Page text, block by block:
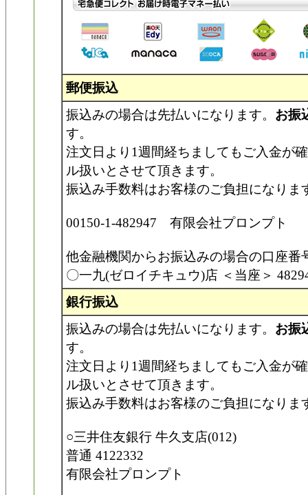
郵便振込
振込みの場合は先払いになります。 お振
す。
注文日より1週間経ちましてもご入金が
ル扱いとさせて頂きます。
振込み手数料はお客様のご負担になりま
00150-1-482947 有限会社プロンプト
他金融機関からお振込みの場合の口座番
〇一九(ゼロイチキュウ)店 ＜当座＞
銀行振込
振込みの場合は先払いになります。 お振
す。
注文日より1週間経ちましてもご入金が
ル扱いとさせて頂きます。
振込み手数料はお客様のご負担になりま
○三井住友銀行 牛久支店(012)
普通 4122332
有限会社プロンプト